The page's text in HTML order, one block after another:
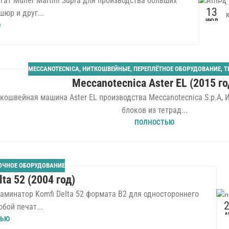
13
ИЮЛ
и друг...
MECCANOTECNICA, НИТКОШВЕЙНЫЕ, ПЕРЕПЛЁТНОЕ ОБОРУДОВАНИЕ,
Meccanotecnica Aster EL (2015
машина Aster EL производства Meccanotecnica
блоков из тетрад...
ПОЛНОСТЬЮ
ОБОРУДОВАНИЕ
52 (2004 год)
Komfi Delta 52 формата B2 для одностороннего
печат...